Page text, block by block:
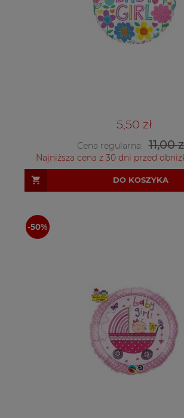
5,50 zł
Cena regularna: 11,00
Najniższa cena z 30 dni przed
DO KOSZYKA